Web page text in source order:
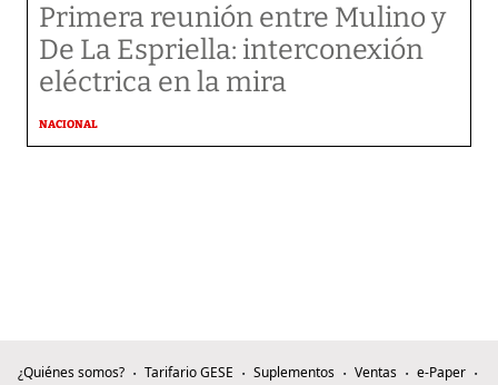
Primera reunión entre Mulino y
De La Espriella: interconexión
eléctrica en la mira
NACIONAL
¿Quiénes somos? Tarifario GESE Suplementos Ventas
e-Paper